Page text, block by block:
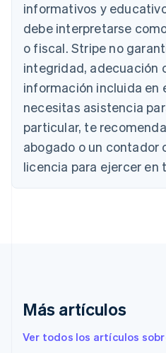
informativos y
debe interpretarse
o fiscal. Stripe no
integridad, adecuación
información incluida en
necesitas asistencia
particular, te
abogado o un contador
licencia para ejercer en
Más artículos
Ver todos los artículos
Deutsch
Australia
English
Austria
Bélgica
NederlandsFrançaisDeutsch
Brasil
Português English
Bulgaria
English
Canadá
English Français
China continental
English
Eslovaquia